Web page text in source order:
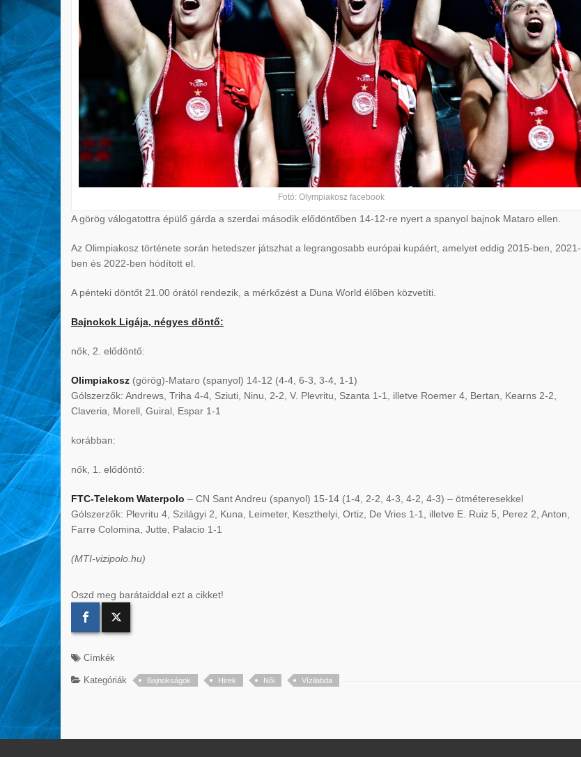
Fotó: Olympiakosz facebook
A görög válogatottra épülő gárda a szerdai második elődöntőben 14-12-re nyert a spanyol bajnok Mataro ellen.
Az Olimpiakosz története során hetedszer játszhat a legrangosabb európai kupáért, amelyet eddig 2015-ben, 2021-
ben és 2022-ben hódított el.
A pénteki döntőt 21.00 órától rendezik, a mérkőzést a Duna World élőben közvetíti.
Bajnokok Ligája, négyes döntő:
nők, 2. elődöntő:
Olimpiakosz (görög)-Mataro (spanyol) 14-12 (4-4, 6-3, 3-4, 1-1)
Gólszerzők: Andrews, Triha 4-4, Sziuti, Ninu, 2-2, V. Plevritu, Szanta 1-1, illetve Roemer 4, Bertan, Kearns 2-2,
Claveria, Morell, Guiral, Espar 1-1
korábban:
nők, 1. elődöntő:
FTC-Telekom Waterpolo – CN Sant Andreu (spanyol) 15-14 (1-4, 2-2, 4-3, 4-2, 4-3) – ötméteresekkel
Gólszerzők: Plevritu 4, Szilágyi 2, Kuna, Leimeter, Keszthelyi, Ortiz, De Vries 1-1, illetve E. Ruiz 5, Perez 2, Anton,
Farre Colomina, Jutte, Palacio 1-1
(MTI-vizipolo.hu)
Oszd meg barátaiddal ezt a cikket!
Címkék
Kategóriák Bajnokságok Hirek Női Vízilabda